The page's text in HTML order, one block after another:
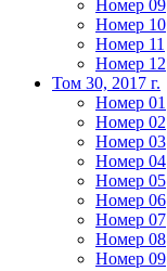
Номер 09
Номер 10
Номер 11
Номер 12
Том 30, 2017 г.
Номер 01
Номер 02
Номер 03
Номер 04
Номер 05
Номер 06
Номер 07
Номер 08
Номер 09